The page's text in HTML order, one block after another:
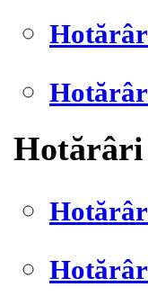
Hotărâri